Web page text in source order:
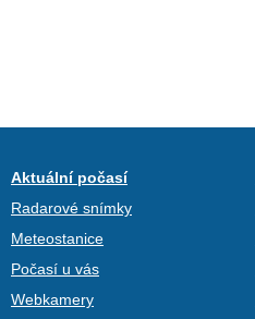
Aktuální počasí
Radarové snímky
Meteostanice
Počasí u vás
Webkamery